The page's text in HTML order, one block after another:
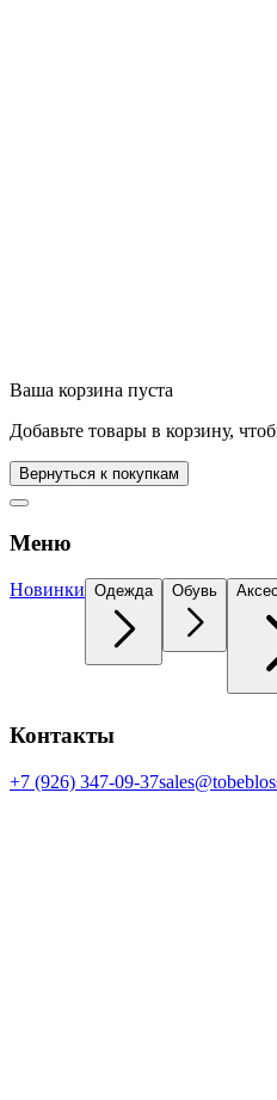
Ваша корзина пуста
Добавьте товары в корзину,
Вернуться к покупкам
Меню
Новинки Одежда Обувь
Контакты
+7 (926) 347-09-37